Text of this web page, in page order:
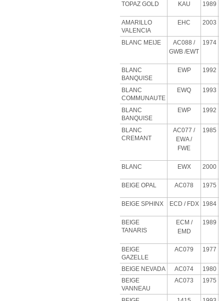
TOPAZ GOLD KAU 1989
AMARILLO
VALENCIA
EHC 2003
BLANC MEIJE AC088 /
GWB /EWT
1974
BLANC
BANQUISE
EWP 1992
BLANC
COMMUNAUTE
EWQ 1993
BLANC
BANQUISE
EWP 1992
BLANC
CREMANT
AC077 /
EWA /
FWE
1985
BLANC EWX 2000
BEIGE OPAL AC078 1975
BEIGE SPHINX ECD / FDX 1984
BEIGE
TANARIS
ECM /
EMD
1989
BEIGE
GAZELLE
AC079 1977
BEIGE NEVADA AC074
1980
BEIGE
VANNEAU
AC073 1975